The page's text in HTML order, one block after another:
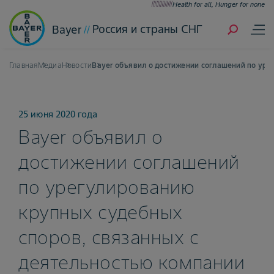
Health for all, Hunger for none
Bayer Россия и страны СНГ
ГлавнаяМедиаНовостиBayer объявил о достижении соглашений по
25 июня 2020 года
Bayer объявил о
достижении соглашений
по урегулированию
крупных судебных
споров, связанных с
деятельностью компании